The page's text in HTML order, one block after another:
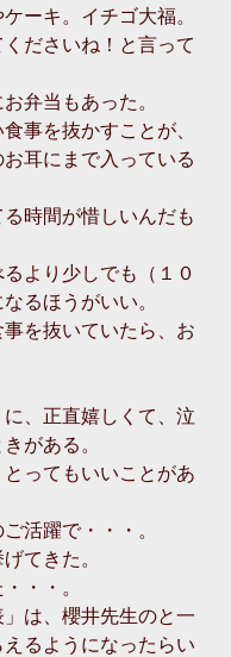
ーキ。イチゴ大福。
ださいね！と言って
弁当もあった。
事を抜かすことが、
耳にまで入っている
時間が惜しいんだも
より少しでも（１０
るほうがいい。
を抜いていたら、お
、正直嬉しくて、泣
がある。
ってもいいことがあ
活躍で・・・。
てきた。
・・。
は、櫻井先生のと一
るようになったらい